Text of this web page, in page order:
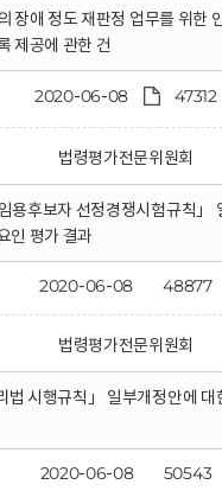
장애 정도 재판정 업무를 위한
제공에 관한 건
2020-06-08 47312
법령평가전문위원회
용후보자 선정경쟁시험규칙」
인 평가 결과
2020-06-08 48877
법령평가전문위원회
법 시행규칙」 일부개정안에
2020-06-08 50543